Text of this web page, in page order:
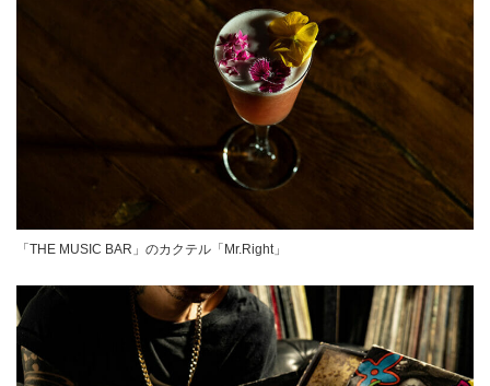
「THE MUSIC BAR」のカクテル「Mr.Right」